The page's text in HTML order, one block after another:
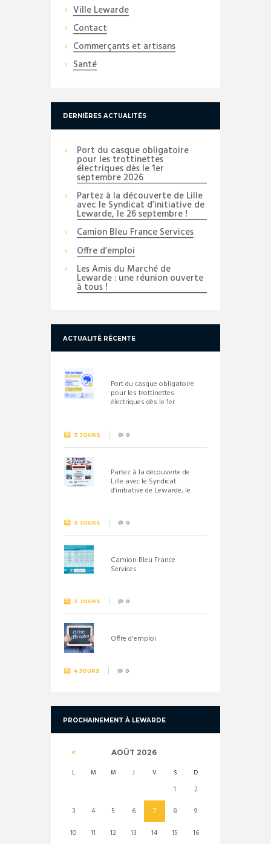
Ville Lewarde
Contact
Commerçants et artisans
Santé
DERNIÈRES ACTUALITÉS
Port du casque obligatoire
pour les trottinettes
électriques dès le 1er
septembre 2026
Partez à la découverte de Lille
avec le Syndicat d’initiative de
Lewarde, le 26 septembre !
Camion Bleu France Services
Offre d’emploi
Les Amis du Marché de
Lewarde : une réunion ouverte
à tous !
ACTUALITÉ RÉCENTE
Port du casque obligatoire
pour les trottinettes
électriques dès le 1er
3 JOURS 0
Partez à la découverte de
Lille avec le Syndicat
d’initiative de Lewarde, le
3 JOURS 0
Camion Bleu France
Services
3 JOURS 0
Offre d'emploi
4 JOURS 0
PROCHAINEMENT À LEWARDE
AOÛT 2026
L M M J V S D
1
2
3
4 5 6 7 8
9
10
11 12 13 14 15 16